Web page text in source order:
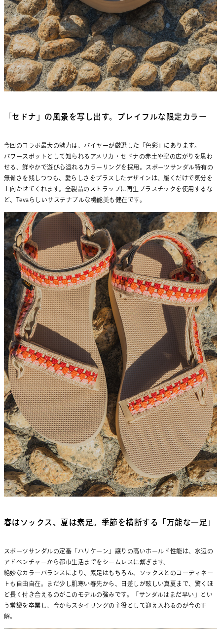
「セドナ」の風景を写し出す。プレイフルな限定カラー
今回のコラボ最大の魅力は、バイヤーが厳選した「色彩」にあります。
パワースポットとして知られるアメリカ・セドナの赤土や空の広がりを思わ
せる、鮮やかで遊び心溢れるカラーリングを採用。スポーツサンダル特有の
無骨さを残しつつも、愛らしさをプラスしたデザインは、履くだけで気分を
上向かせてくれます。全製品のストラップに再生プラスチックを使用するな
ど、Tevaらしいサステナブルな機能美も健在です。
春はソックス、夏は素足。季節を横断する「万能な一足」
スポーツサンダルの定番「ハリケーン」譲りの高いホールド性能は、水辺の
アドベンチャーから都市生活までをシームレスに繋ぎます。
絶妙なカラーバランスにより、素足はもちろん、ソックスとのコーディネー
トも自由自在。まだ少し肌寒い春先から、日差しが眩しい真夏まで、驚くほ
ど長く付き合えるのがこのモデルの強みです。「サンダルはまだ早い」とい
う常識を卒業し、今からスタイリングの主役として迎え入れるのが今の正
解。